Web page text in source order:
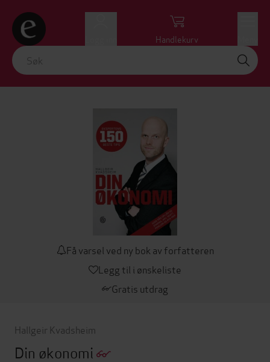
Handlekurv
Få varsel ved ny bok av forfatteren
Legg til i ønskeliste
Gratis utdrag
Hallgeir Kvadsheim
Din økonomi